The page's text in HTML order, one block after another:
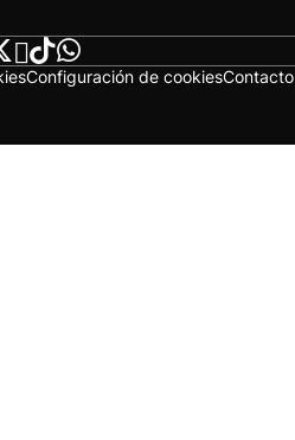
Configuración de cookiesContacto